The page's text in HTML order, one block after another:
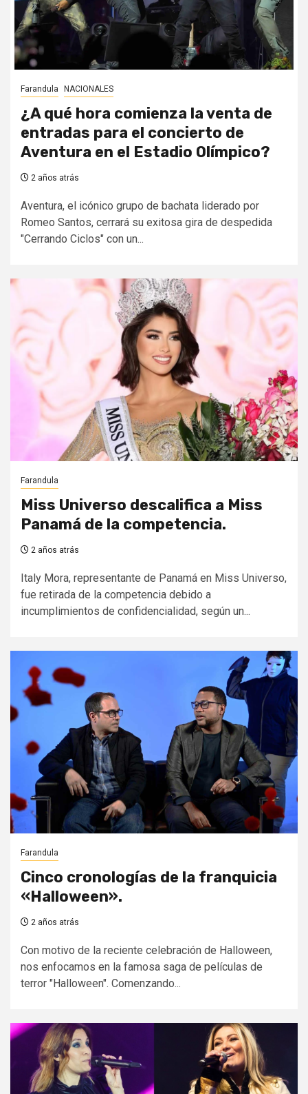
Farandula NACIONALES
¿A qué hora comienza la venta de
entradas para el concierto de
Aventura en el Estadio Olímpico?
2 años atrás
Aventura, el icónico grupo de bachata liderado por
Romeo Santos, cerrará su exitosa gira de despedida
"Cerrando Ciclos" con un...
Farandula
Miss Universo descalifica a Miss
Panamá de la competencia.
2 años atrás
Italy Mora, representante de Panamá en Miss Universo,
fue retirada de la competencia debido a
incumplimientos de confidencialidad, según un...
Farandula
Cinco cronologías de la franquicia
«Halloween».
2 años atrás
Con motivo de la reciente celebración de Halloween,
nos enfocamos en la famosa saga de películas de
terror "Halloween". Comenzando...